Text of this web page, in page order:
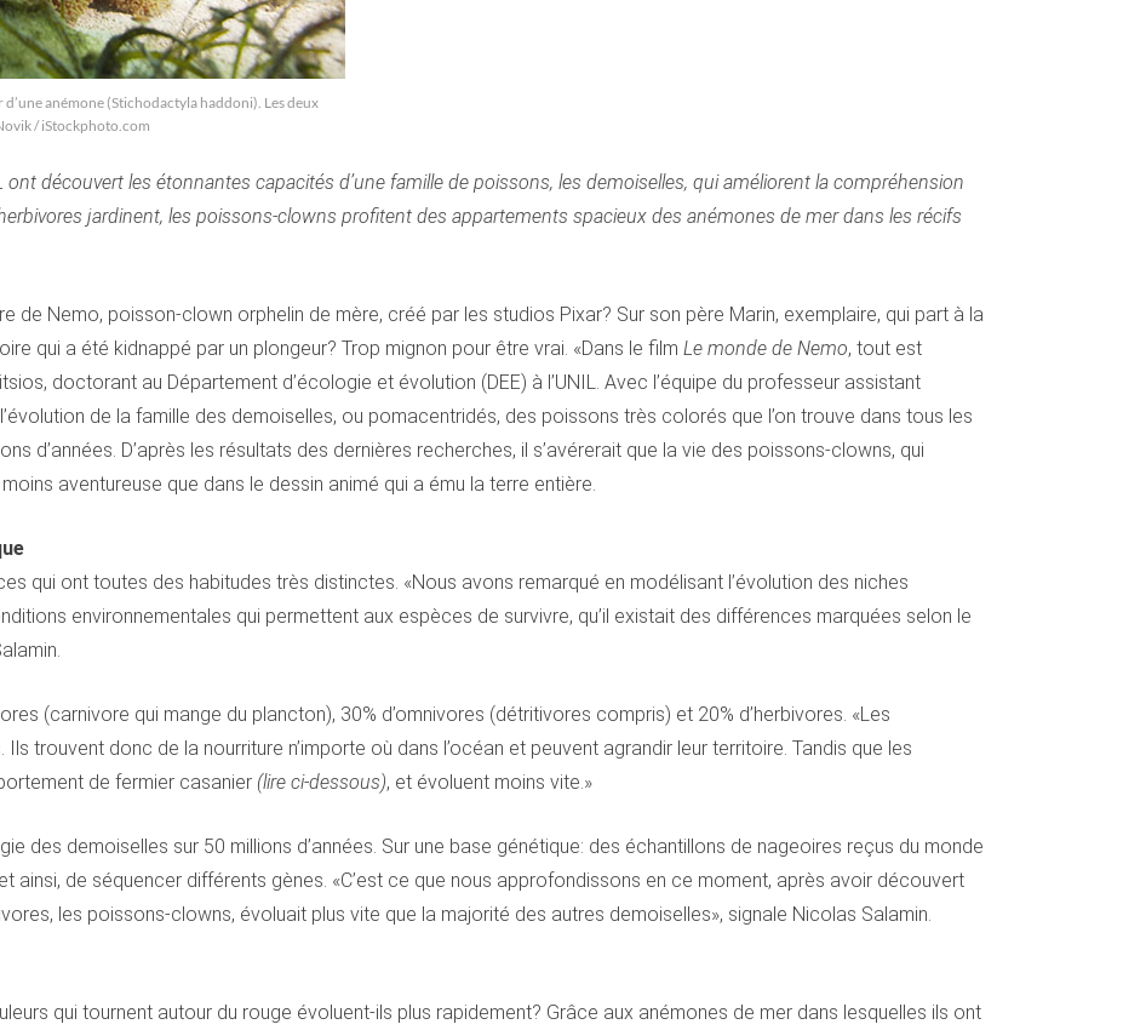
anémone (Stichodactyla haddoni). Les deux
/ iStockphoto.com
ont découvert les étonnantes capacités d’une famille de poissons, les demoiselles, qui améliorent la compréhension
jardinent, les poissons-clowns profitent des appartements spacieux des anémones de mer dans les récifs
de Nemo, poisson-clown orphelin de mère, créé par les studios Pixar? Sur son père Marin, exemplaire, qui part à la
qui a été kidnappé par un plongeur? Trop mignon pour être vrai. «Dans le film Le monde de Nemo, tout est
doctorant au Département d’écologie et évolution (DEE) à l’UNIL. Avec l’équipe du professeur assistant
de la famille des demoiselles, ou pomacentridés, des poissons très colorés que l’on trouve dans tous les
d’années. D’après les résultats des dernières recherches, il s’avérerait que la vie des poissons-clowns, qui
aventureuse que dans le dessin animé qui a ému la terre entière.
qui ont toutes des habitudes très distinctes. «Nous avons remarqué en modélisant l’évolution des niches
environnementales qui permettent aux espèces de survivre, qu’il existait des différences marquées selon le
(carnivore qui mange du plancton), 30% d’omnivores (détritivores compris) et 20% d’herbivores. «Les
trouvent donc de la nourriture n’importe où dans l’océan et peuvent agrandir leur territoire. Tandis que les
de fermier casanier (lire ci-dessous), et évoluent moins vite.»
des demoiselles sur 50 millions d’années. Sur une base génétique: des échantillons de nageoires reçus du monde
ainsi, de séquencer différents gènes. «C’est ce que nous approfondissons en ce moment, après avoir découvert
les poissons-clowns, évoluait plus vite que la majorité des autres demoiselles», signale Nicolas Salamin.
qui tournent autour du rouge évoluent-ils plus rapidement? Grâce aux anémones de mer dans lesquelles ils ont